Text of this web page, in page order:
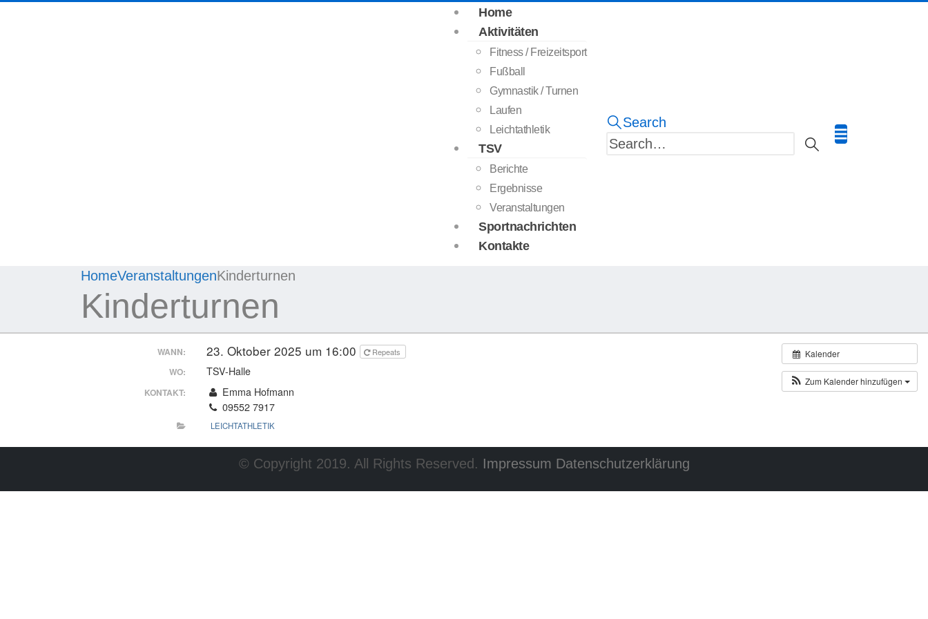
Home
Aktivitäten
Fitness / Freizeitsport
Fußball
Gymnastik / Turnen
Laufen
Leichtathletik
TSV
Berichte
Ergebnisse
Veranstaltungen
Sportnachrichten
Kontakte
Search
HomeVeranstaltungenKinderturnen
Kinderturnen
Kalender
Zum Kalender hinzufügen
WANN: 23. Oktober 2025 um 16:00 Repeats
WO: TSV-Halle
KONTAKT:
Emma Hofmann
09552 7917
LEICHTATHLETIK
© Copyright 2019. All Rights Reserved. Impressum Datenschutzerklärung